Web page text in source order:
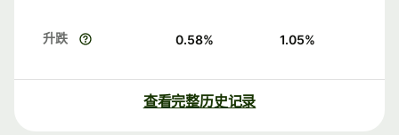
升跌 0.58% 1.05%
查看完整历史记录